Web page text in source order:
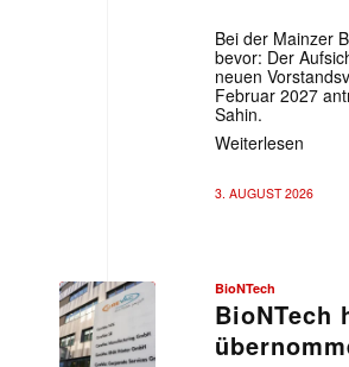
Bei der Mainzer
bevor: Der
neuen
Februar 2027
Sahin.
Weiterlesen
3. AUGUST 2026
BioNTech
BioNTech